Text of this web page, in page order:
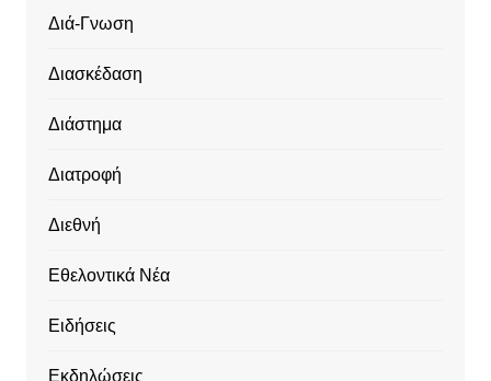
Διά-Γνωση
Διασκέδαση
Διάστημα
Διατροφή
Διεθνή
Εθελοντικά Νέα
Ειδήσεις
Εκδηλώσεις